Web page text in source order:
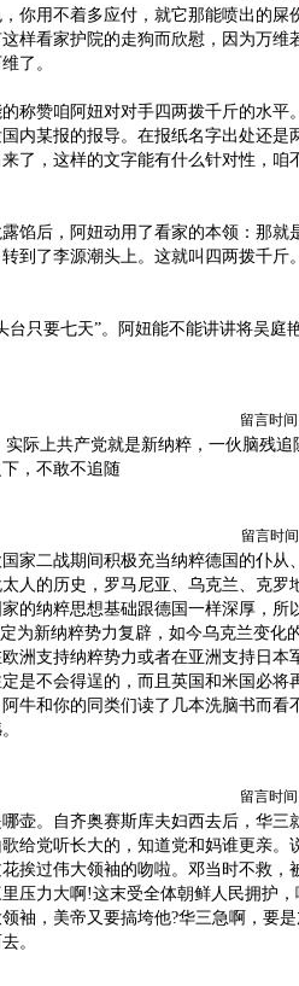
你用不着多应付，就它那能喷出的屎
样看家护院的走狗而欣慰，因为万维
了。
称赞咱阿妞对对手四两拨千斤的水平
内某报的报导。在报纸名字出处还是
了，这样的文字能有什么针对性，咱
馅后，阿妞动用了看家的本领：那就
到了李源潮头上。这就叫四两拨千斤
台只要七天”。阿妞能不能讲讲将吴庭
留言时间
实际上共产党就是新纳粹，一伙脑残
，不敢不追随
留言时
家二战期间积极充当纳粹德国的仆从
人的历史，罗马尼亚、乌克兰、克罗
的纳粹思想基础跟德国一样深厚，所
为新纳粹势力复辟，如今乌克兰变化
洲支持纳粹势力或者在亚洲支持日本
是不会得逞的，而且英国和米国必将
牛和你的同类们读了几本洗脑书而看
留言时间
壶。自齐奥赛斯库夫妇西去后，华三
给党听长大的，知道党和妈谁更亲。
挨过伟大领袖的吻啦。邓当时不救，
压力大啊!这末受全体朝鲜人民拥护
袖，美帝又要搞垮他?华三急啊，要
。